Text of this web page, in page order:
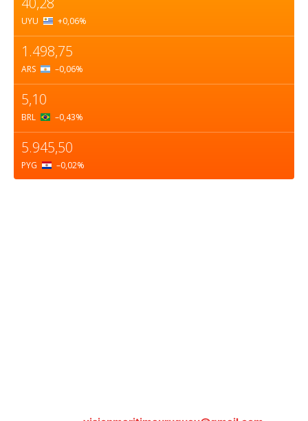
UYU +0,06%
1.498,75
ARS –0,06%
5,10
BRL –0,43%
5.945,50
PYG –0,02%